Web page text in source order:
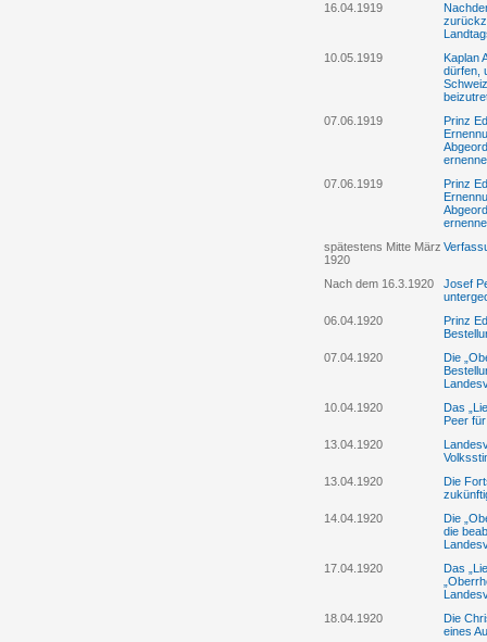
16.04.1919
10.05.1919
Kaplan
dürfen,
07.06.1919
Prinz
07.06.1919
Prinz
spätestens Mitte März
1920
Nach dem 16.3.1920
Josef
06.04.1920
Prinz
07.04.1920
Die
10.04.1920
Das
Peer
13.04.1920
13.04.1920
Die
14.04.1920
Die
die
17.04.1920
Das
18.04.1920
Die
eines